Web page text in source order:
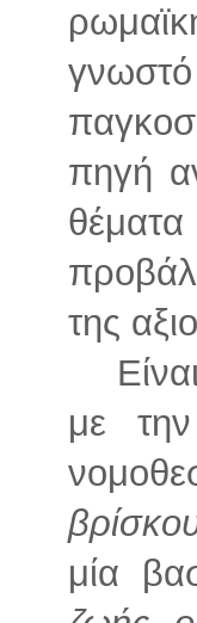
πηγή
της
με
μία